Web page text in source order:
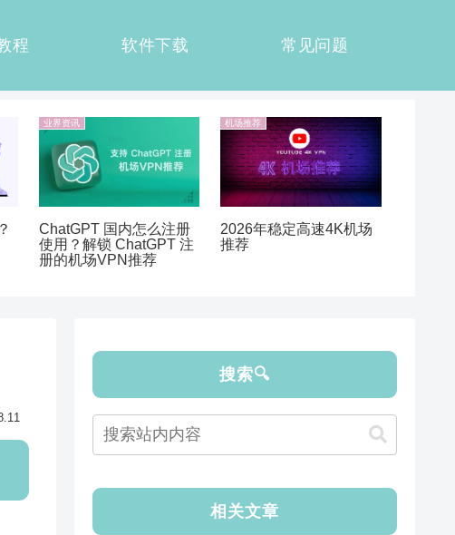
程 软件下载 常见问题
业界资讯
ChatGPT 国内怎么注册
使用？解锁 ChatGPT 注
册的机场VPN推荐
机场推荐
2026年稳定高速4K机场
推荐
搜索🔍
相关文章